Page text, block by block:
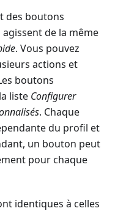
des boutons
de la même
. Vous pouvez
actions et
boutons
liste Configurer
. Chaque
du profil et
un bouton peut
pour chaque
identiques à celles